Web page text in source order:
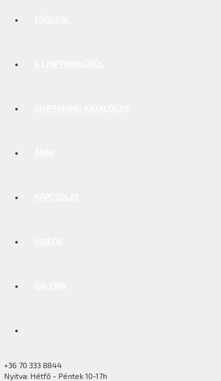
+36 70 333 8844
Nyitva: Hétfő - Péntek 10-17h